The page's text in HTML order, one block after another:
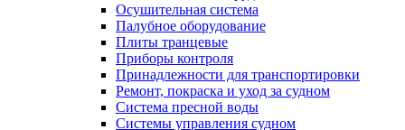
Осушительная система
Палубное оборудование
Плиты транцевые
Приборы контроля
Принадлежности для транспортировки
Ремонт, покраска и уход за судном
Система пресной воды
Системы управления судном